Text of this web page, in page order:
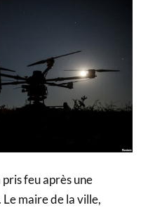
feu après une
maire de la ville,